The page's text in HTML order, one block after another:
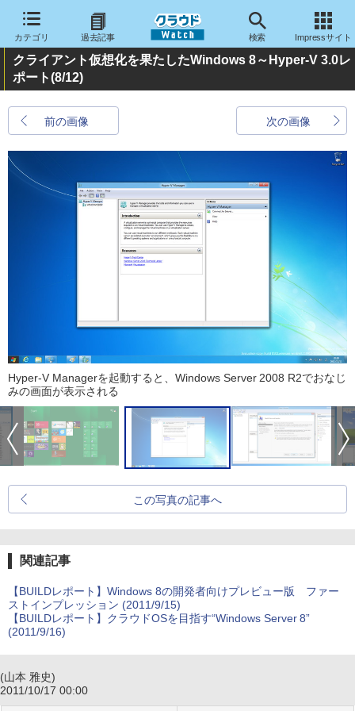
カテゴリ 過去記事 検索 Impressサイト
クライアント仮想化を果たしたWindows 8～Hyper-V 3.0レ
ポート(8/12)
前の画像 次の画像
Hyper-V Managerを起動すると、Windows Server 2008 R2でおなじ
みの画面が表示される
この写真の記事へ
関連記事
【BUILDレポート】Windows 8の開発者向けプレビュー版 ファー
ストインプレッション (2011/9/15)
【BUILDレポート】クラウドOSを目指す“Windows Server 8”
(2011/9/16)
(山本 雅史)
2011/10/17 00:00